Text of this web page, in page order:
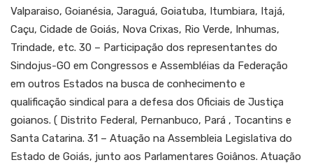
Valparaiso, Goianésia, Jaraguá, Goiatuba, Itumbiara, Itajá,
Caçu, Cidade de Goiás, Nova Crixas, Rio Verde, Inhumas,
Trindade, etc. 30 – Participação dos representantes do
Sindojus-GO em Congressos e Assembléias da Federação
em outros Estados na busca de conhecimento e
qualificação sindical para a defesa dos Oficiais de Justiça
goianos. ( Distrito Federal, Pernanbuco, Pará , Tocantins e
Santa Catarina. 31 – Atuação na Assembleia Legislativa do
Estado de Goiás, junto aos Parlamentares Goiânos. Atuação